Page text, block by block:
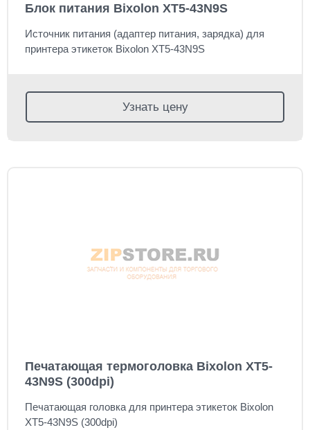
Блок питания Bixolon XT5-43N9S
Источник питания (адаптер питания, зарядка) для
принтера этикеток Bixolon XT5-43N9S
Узнать цену
Печатающая термоголовка Bixolon XT5-
43N9S (300dpi)
Печатающая головка для принтера этикеток Bixolon
XT5-43N9S (300dpi)